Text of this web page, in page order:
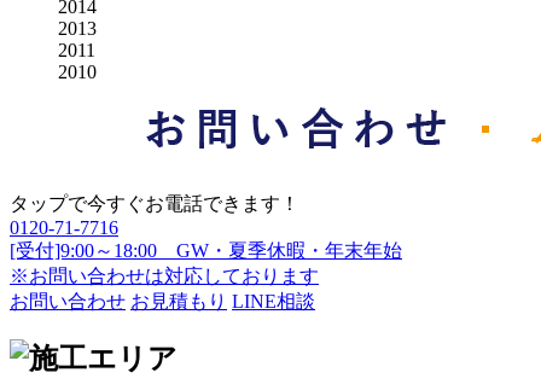
2014
2013
2011
2010
タップで今すぐお電話できます！
0120-71-7716
[受付]9:00～18:00 GW・夏季休暇・年末年始
※お問い合わせは対応しております
お問い合わせ お見積もり LINE相談